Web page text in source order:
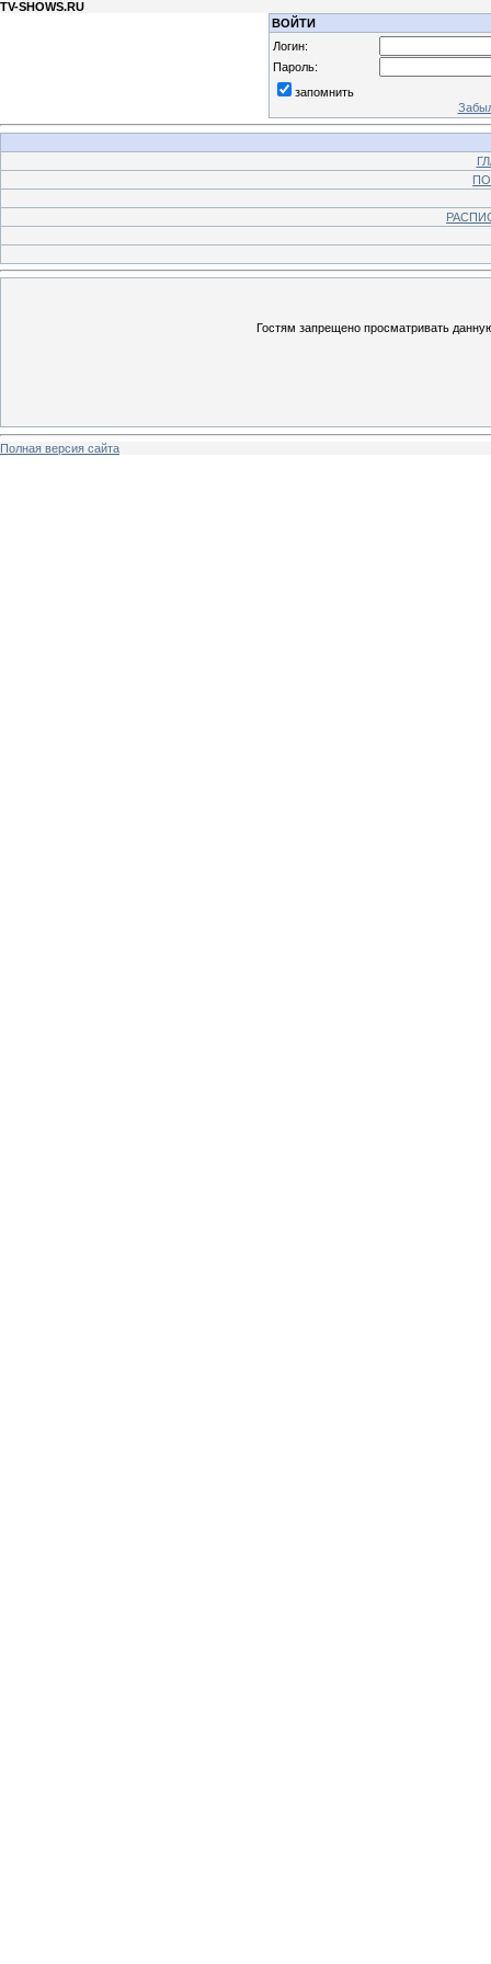
TV-SHOWS.RU
ВОЙТИ
Логин:
Пароль:
запомнить
Гостям запрещено просматривать
Полная версия сайта